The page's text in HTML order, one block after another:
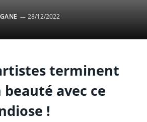
28/12/2022
terminent
beauté avec ce
!